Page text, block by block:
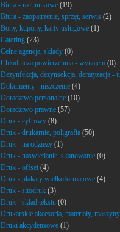
Biura - rachunkowe (19)
Biura - zaopatrzenie, sprzęt, serwis (2)
Bony, kupony, karty usługowe (1)
Catering (23)
Celne agencje, składy (0)
Chłodnicza powierzchnia - wynajem (0)
Dezynfekcja, dezynsekcja, deratyzacja -
Dokumenty - niszczenie (4)
Doradztwo personalne (10)
Doradztwo prawne (57)
Druk - cyfrowy (8)
Druk - drukarnie, poligrafia (50)
Druk - na odzieży (1)
Druk - naświetlanie, skanowanie (0)
Druk - offset (4)
Druk - plakaty wielkoformatowe (4)
Druk - sitodruk (3)
Druk - skład tekstu (0)
Drukarskie akcesoria, materiały, maszyny
Druki akcydensowe (1)